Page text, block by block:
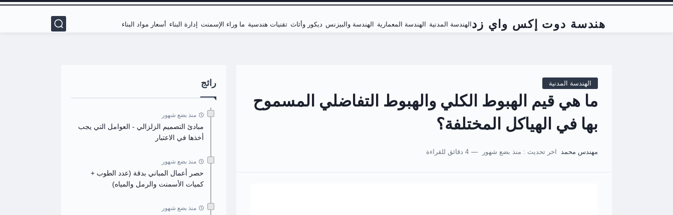
هندسة دوت إكس واي زد الهندسة المدنية الهندسة المعمارية الهندسة والبيزنس ديكور وأثاث تقنيات هندسية ما وراء الإسمنت إدارة البناء أسعار مواد البناء
الهندسة المدنية
ما هي قيم الهبوط الكلي والهبوط التفاضلي المسموح
بها في الهياكل المختلفة؟
مهندس محمد اخر تحديث : منذ بضع شهور 4 دقائق للقراءة
رائج
منذ بضع شهور
مبادئ التصميم الزلزالي - العوامل التي يجب
أخذها في الاعتبار
منذ بضع شهور
حصر أعمال المباني بدقة (عدد الطوب +
كميات الأسمنت والرمل والمياه)
منذ بضع شهور